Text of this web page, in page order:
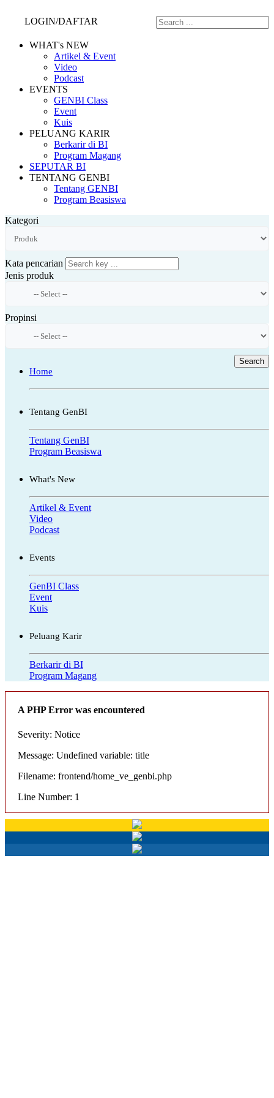
LOGIN/DAFTAR
WHAT's NEW
Artikel & Event
Video
Podcast
EVENTS
GENBI Class
Event
Kuis
PELUANG KARIR
Berkarir di BI
Program Magang
SEPUTAR BI
TENTANG GENBI
Tentang GENBI
Program Beasiswa
Kategori
Kata pencarian
Jenis produk
Propinsi
Search
Home
Tentang GenBI
Tentang GenBI
Program Beasiswa
What's New
Artikel & Event
Video
Podcast
Events
GenBI Class
Event
Kuis
Peluang Karir
Berkarir di BI
Program Magang
A PHP Error was encountered
Severity: Notice
Message: Undefined variable: title
Filename: frontend/home_ve_genbi.php
Line Number: 1